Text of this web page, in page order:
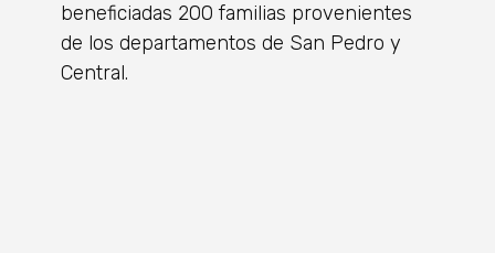
beneficiadas 200 familias provenientes
de los departamentos de San Pedro y
Central.